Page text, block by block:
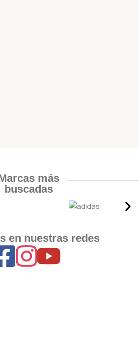
más
buscadas
en nuestras redes